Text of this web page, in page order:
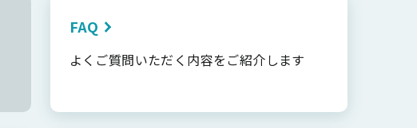
FAQ
よくご質問いただく内容をご紹介します